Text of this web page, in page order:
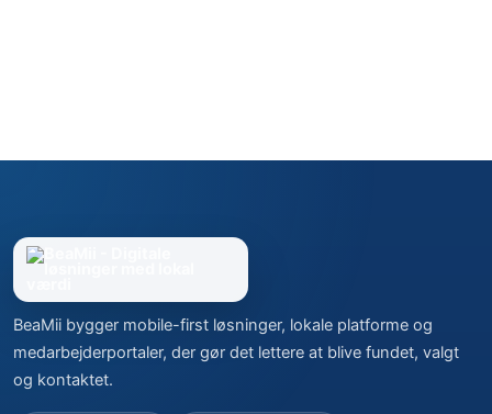
BeaMii bygger mobile-first løsninger, lokale platforme og
medarbejderportaler, der gør det lettere at blive fundet, valgt
og kontaktet.